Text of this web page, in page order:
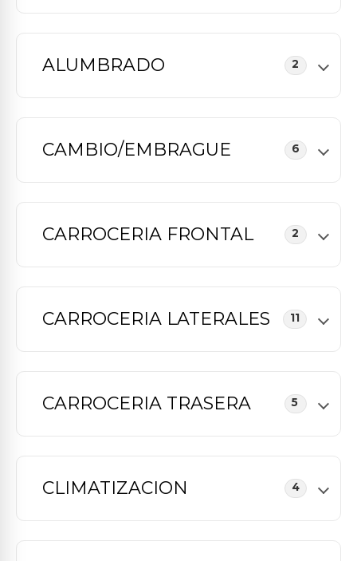
ALUMBRADO 2
CAMBIO/EMBRAGUE 6
CARROCERIA FRONTAL 2
CARROCERIA LATERALES 11
CARROCERIA TRASERA 5
CLIMATIZACION 4